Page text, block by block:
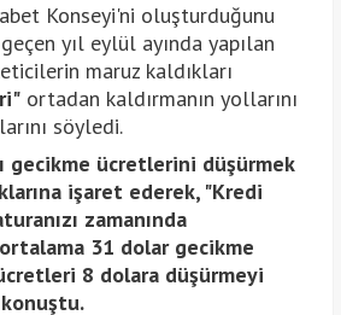
Konseyi'ni oluşturduğunu
yıl eylül ayında yapılan
maruz kaldıkları
ortadan kaldırmanın yollarını
söyledi.
gecikme ücretlerini düşürmek
işaret ederek, "Kredi
zamanında
31 dolar gecikme
8 dolara düşürmeyi